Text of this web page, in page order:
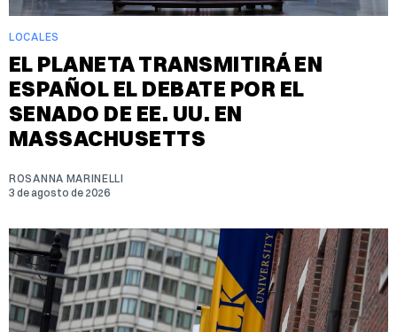
LOCALES
EL PLANETA TRANSMITIRÁ EN
ESPAÑOL EL DEBATE POR EL
SENADO DE EE. UU. EN
MASSACHUSETTS
ROSANNA MARINELLI
3 de agosto de 2026